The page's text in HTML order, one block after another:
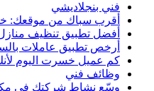
فني بنجلاديشي
أقرب سباك من موقعك:
أفضل تطبيق تنظيف
أرخص تطبيق عاملات
كم عميل خسرت اليوم
وظائف فني
وسّع نشاط شركتك في